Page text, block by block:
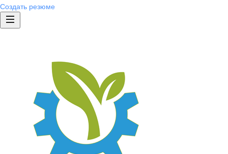
Создать резюме